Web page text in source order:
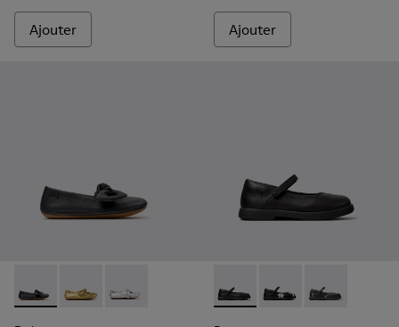
Ajouter Ajouter
Right - K800702-006 - Ballerines en cuir noir pour enfants.
Right - K800702-004 - Ballerines jaunes en cuir
Right - K800702-002 - Ballerines en cuir gris
Duet - K800549-003 -
Duet - K800549-
Duet -